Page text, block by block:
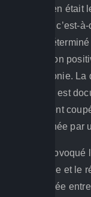
principale en était
sanctuaire, c’est-
passage
la disposition
l’Amphictyonie.
Phocidiens est
qu’ils avaient
accompagnée par
Ce fait a
la Promantie et le
guerre sacrée